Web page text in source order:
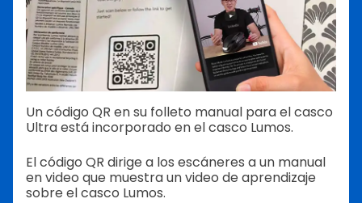
Un código QR en su folleto manual para el casco
Ultra está incorporado en el casco Lumos.
El código QR dirige a los escáneres a un manual
en video que muestra un video de aprendizaje
sobre el casco Lumos.